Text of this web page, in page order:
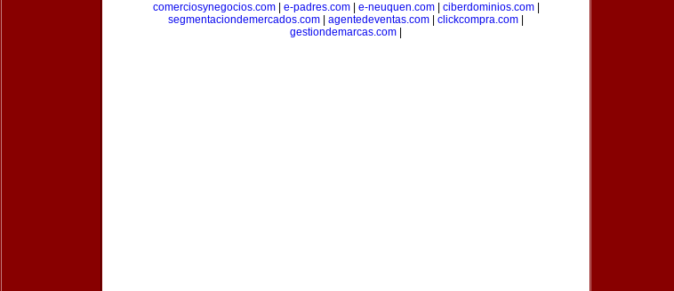
comerciosynegocios.com| e-padres.com| e-neuquen.com| ciberdominios.com|
segmentaciondemercados.com
agentedeventas.com clickcompra.com
gestiondemarcas.com